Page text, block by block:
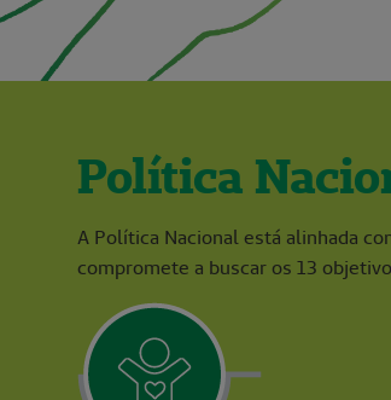
Política
A Política Nacional está alinhada
compromete a buscar os 13